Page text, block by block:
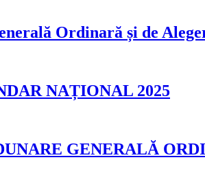
Ordinară și de
NAȚIONAL 2025
GENERALĂ